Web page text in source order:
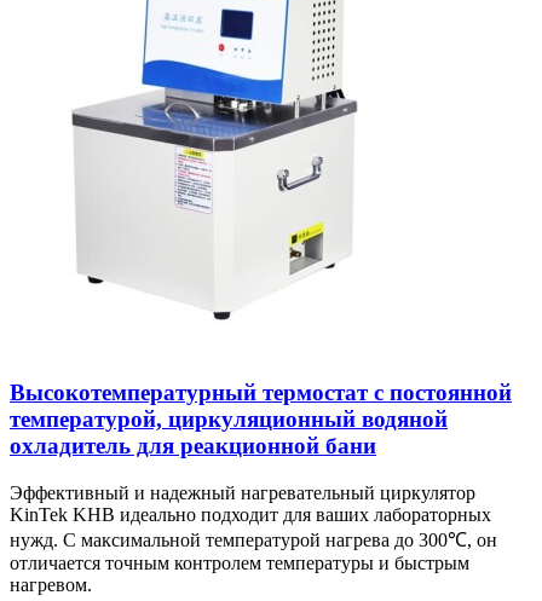
Высокотемпературный термостат с постоянной
температурой, циркуляционный водяной
охладитель для реакционной бани
Эффективный и надежный нагревательный циркулятор
KinTek KHB идеально подходит для ваших лабораторных
нужд. С максимальной температурой нагрева до 300℃, он
отличается точным контролем температуры и быстрым
нагревом.